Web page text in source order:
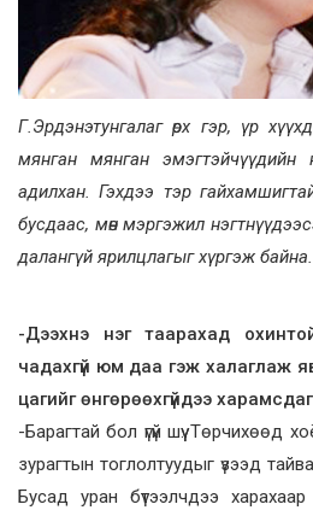
Г.Эрдэнэтунгалаг өрх гэр, үр
мянган мянган эмэгтэйчүүдийн
адилхан. Гэхдээ тэр
бусдаас, мөн мэргэжил
далангүй ярилцлагыг хүргэж байна.
-Дээхнэ нэг таарахад
чадахгүй юм даа гэж халаглаж
цагийг өнгөрөөхгүйдээ
-Барагтай бол үгүй шүү. Төрчихөөд
зурагтын тоглолтуудыг үзээд
Бусад уран бүтээлчдээ